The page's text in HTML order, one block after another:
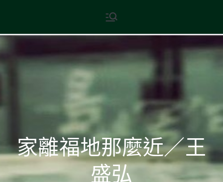
content
現代文學
地球小如鴿卵，/ 我輕輕地將它
家離福地那麼近／王
盛弘